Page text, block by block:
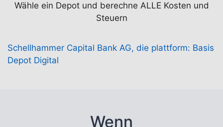
Wähle ein Depot und berechne ALLE Kosten und
Steuern
Schellhammer Capital Bank AG, die plattform: Basis
Depot Digital
Wenn